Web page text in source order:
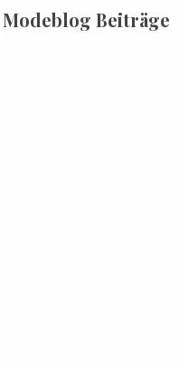
Modeblog Beiträge